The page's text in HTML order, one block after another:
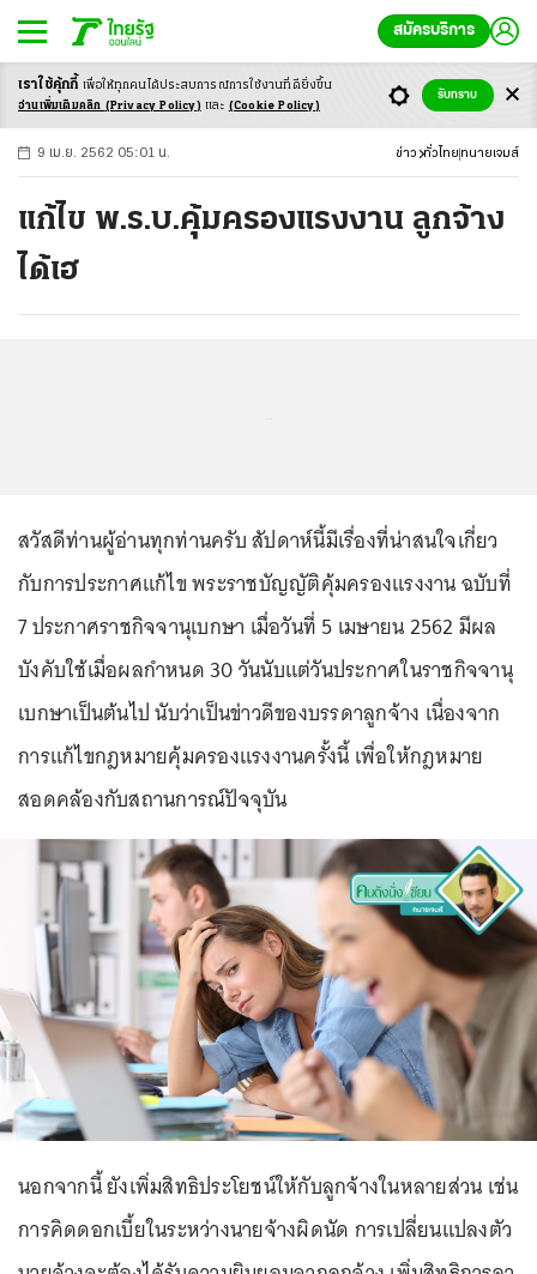
สมัครบริการ
-ก ก ก+
9 เม.ย. 2562 05:01 น. ข่าว ทั่วไทย ทนายเจมส์
แก้ไข พ.ร.บ.คุ้มครองแรงงาน ลูกจ้าง
ได้เฮ
สวัสดีท่านผู้อ่านทุกท่านครับ สัปดาห์นี้มีเรื่องที่น่าสนใจเกี่ยว
กับการประกาศแก้ไข พระราชบัญญัติคุ้มครองแรงงาน ฉบับที่
7 ประกาศราชกิจจานุเบกษา เมื่อวันที่ 5 เมษายน 2562 มีผล
บังคับใช้เมื่อผลกำหนด 30 วันนับแต่วันประกาศในราชกิจจานุ
เบกษาเป็นต้นไป นับว่าเป็นข่าวดีของบรรดาลูกจ้าง เนื่องจาก
การแก้ไขกฎหมายคุ้มครองแรงงานครั้งนี้ เพื่อให้กฎหมาย
สอดคล้องกับสถานการณ์ปัจจุบัน
นอกจากนี้ ยังเพิ่มสิทธิประโยชน์ให้กับลูกจ้างในหลายส่วน เช่น
การคิดดอกเบี้ยในระหว่างนายจ้างผิดนัด การเปลี่ยนแปลงตัว
เราใช้คุ้กกี้ เพื่อให้ทุกคนได้ประสบการณ์การใช้งานที่ดียิ่งขึ้น
อ่านเพิ่มเติมคลิก (Privacy Policy) และ (Cookie Policy)
รับทราบ